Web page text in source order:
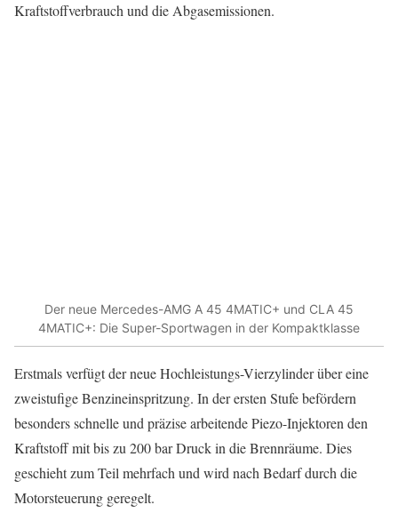
Kraftstoffverbrauch und die Abgasemissionen.
Der neue Mercedes-AMG A 45 4MATIC+ und CLA 45
4MATIC+: Die Super-Sportwagen in der Kompaktklasse
Erstmals verfügt der neue Hochleistungs-Vierzylinder über eine
zweistufige Benzineinspritzung. In der ersten Stufe befördern
besonders schnelle und präzise arbeitende Piezo-Injektoren den
Kraftstoff mit bis zu 200 bar Druck in die Brennräume. Dies
geschieht zum Teil mehrfach und wird nach Bedarf durch die
Motorsteuerung geregelt.